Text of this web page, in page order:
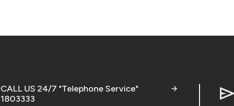
CALL US 24/7 "Telephone Service"
1803333